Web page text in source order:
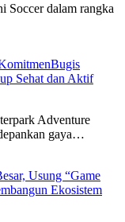
dalam rangka
Sehat dan Aktif
Adventure
gaya…
Usung “Game
Ekosistem